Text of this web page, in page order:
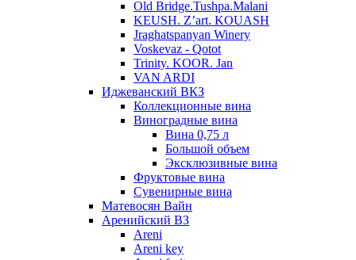
Old Bridge.Tushpa.Malani
KEUSH. Z’art. KOUASH
Jraghatspanyan Winery
Voskevaz - Qotot
Trinity. KOOR. Jan
VAN ARDI
Иджеванский ВКЗ
Коллекционные вина
Виноградные вина
Вина 0,75 л
Большой объем
Эксклюзивные вина
Фруктовые вина
Cувенирные вина
Матевосян Вайн
Аренийский ВЗ
Areni
Areni key